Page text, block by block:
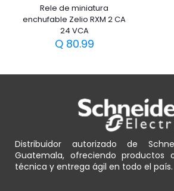
Rele de miniatura
enchufable Zelio RXM 2 CA
24 VCA
Q80.99
Distribuidor autorizado de
Guatemala, ofreciendo productos
técnica y entrega ágil en todo el país.